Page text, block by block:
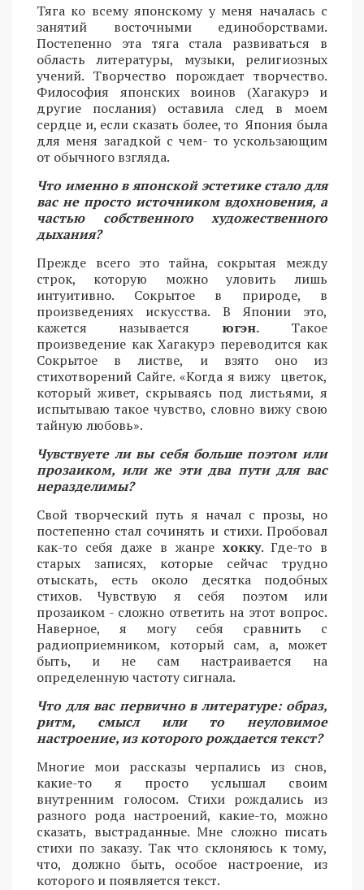
Тяга ко всему японскому у меня началась с
занятий восточными единоборствами.
Постепенно эта тяга стала развиваться в
область литературы, музыки, религиозных
учений. Творчество порождает творчество.
Философия японских воинов (Хагакурэ и
другие послания) оставила след в моем
сердце и, если сказать более, то Япония была
для меня загадкой с чем- то ускользающим
от обычного взгляда.
Что именно в японской эстетике стало для
вас не просто источником вдохновения, а
частью собственного художественного
дыхания?
Прежде всего это тайна, сокрытая между
строк, которую можно уловить лишь
интуитивно. Сокрытое в природе, в
произведениях искусства. В Японии это,
кажется называется югэн.Такое
произведение как Хагакурэ переводится как
Сокрытое в листве, и взято оно из
стихотворений Сайге. «Когда я вижу цветок,
который живет, скрываясь под листьями, я
испытываю такое чувство, словно вижу свою
тайную любовь».
Чувствуете ли вы себя больше поэтом или
прозаиком, или же эти два пути для вас
неразделимы?
Свой творческий путь я начал с прозы, но
постепенно стал сочинять и стихи. Пробовал
как-то себя даже в жанре хокку. Где-то в
старых записях, которые сейчас трудно
отыскать, есть около десятка подобных
стихов. Чувствую я себя поэтом или
прозаиком - сложно ответить на этот вопрос.
Наверное, я могу себя сравнить с
радиоприемником, который сам, а, может
быть, и не сам настраивается на
определенную частоту сигнала.
Что для вас первично в литературе: образ,
ритм, смысл или то неуловимое
настроение, из которого рождается текст?
Многие мои рассказы черпались из снов,
какие-то я просто услышал своим
внутренним голосом. Стихи рождались из
разного рода настроений, какие-то, можно
сказать, выстраданные. Мне сложно писать
стихи по заказу. Так что склоняюсь к тому,
что, должно быть, особое настроение, из
которого и появляется текст.